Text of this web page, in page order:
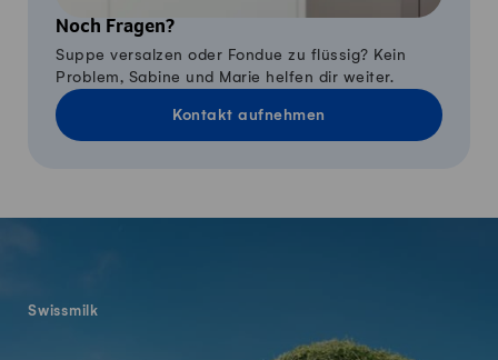
Noch Fragen?
Suppe versalzen oder Fondue zu flüssig? Kein
Problem, Sabine und Marie helfen dir weiter.
Kontakt aufnehmen
Swissmilk